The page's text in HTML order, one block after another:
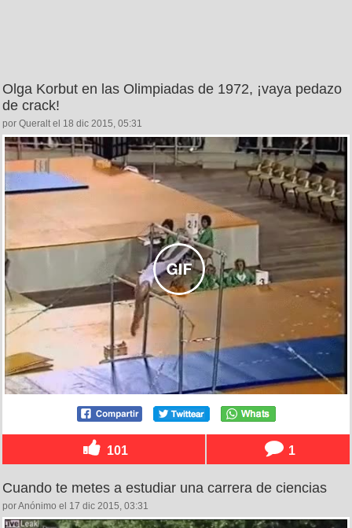
Olga Korbut en las Olimpiadas de 1972, ¡vaya pedazo
de crack!
por Queralt el 18 dic 2015, 05:31
101 1
Cuando te metes a estudiar una carrera de ciencias
por Anónimo el 17 dic 2015, 03:31